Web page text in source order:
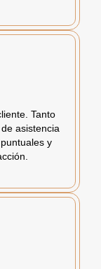
Tanto
asistencia
y